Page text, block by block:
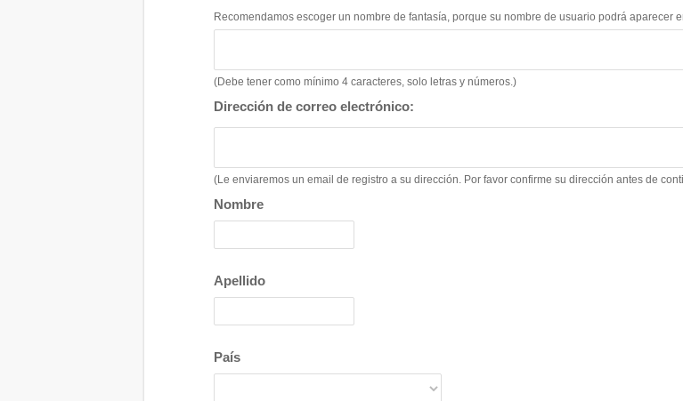
Recomendamos escoger un nombre de fantasía, porque su nombre de usuario podrá aparecer
(Debe tener como mínimo 4 caracteres, solo letras y números.)
Dirección de correo electrónico:
(Le enviaremos un email de registro a su dirección. Por favor confirme su dirección antes de
Nombre
Apellido
País